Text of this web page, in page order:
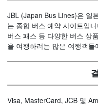
JBL (Japan Bus Lines)은 일
는 종합 버스 예약 사이트입
버스 패스 등 다양한 버스 상
을 여행하려는 많은 여행객
Visa, MasterCard, JCB 및